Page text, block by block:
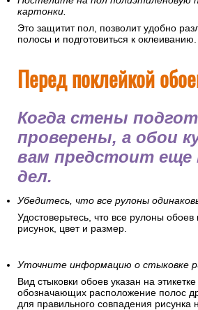
картонки.
Это защитит пол, позволит удобно
полосы и подготовиться к оклеиванию.
Перед поклейкой
Когда стены
проверены, а обои
вам предстоит еще
дел.
Убедитесь, что все рулоны
Удостоверьтесь, что все рулоны
рисунок, цвет и размер.
Уточните информацию о стыковке
Вид стыковки обоев указан на
обозначающих расположение полос
для правильного совпадения рисунка